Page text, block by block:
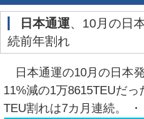
日本通運、10月の日
続前年割れ
日本通運の10月の日本
11%減の1万8615TEUだ
TEU割れは7カ月連続。